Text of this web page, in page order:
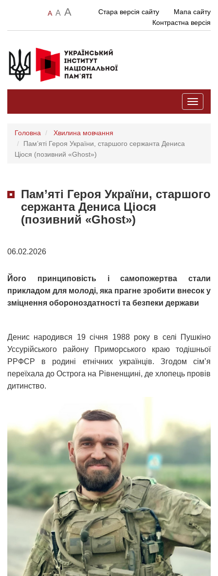
A A A Стара версія сайту
Мапа сайту
Контрастна версія
Toggle
Головна
Хвилина мовчання
Пам’яті Героя України, старшого сержанта Дениса
Ціося (позивний «Ghost»)
Пам’яті Героя України, старшого
сержанта Дениса Ціося
(позивний «Ghost»)
06.02.2026
Його принциповість і самопожертва стали
прикладом для молоді, яка прагне зробити внесок у
зміцнення обороноздатності та безпеки держави
Денис народився 19 січня 1988 року в селі Пушкіно
Уссурійського району Приморського краю тодішньої
РРФСР в родині етнічних українців. Згодом сім’я
переїхала до Острога на Рівненщині, де хлопець провів
дитинство.